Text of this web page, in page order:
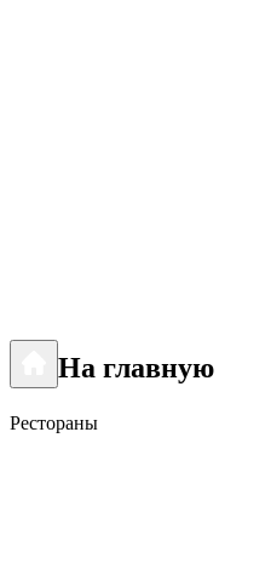
На главную
Рестораны